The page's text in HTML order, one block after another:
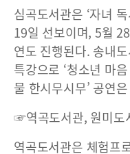
심곡도서관은 ‘자녀
19일 선보이며, 5월
연도 진행된다. 송내
특강으로 ‘청소년 마
물 한시무시무’ 공연
☞역곡도서관, 원미도
역곡도서관은 체험프